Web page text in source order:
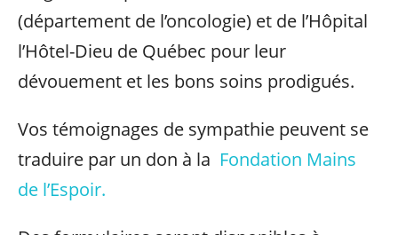
(département de l’oncologie) et de l’Hôpital
l’Hôtel-Dieu de Québec pour leur
dévouement et les bons soins prodigués.
Vos témoignages de sympathie peuvent se
traduire par un don à la Fondation Mains
de l’Espoir.